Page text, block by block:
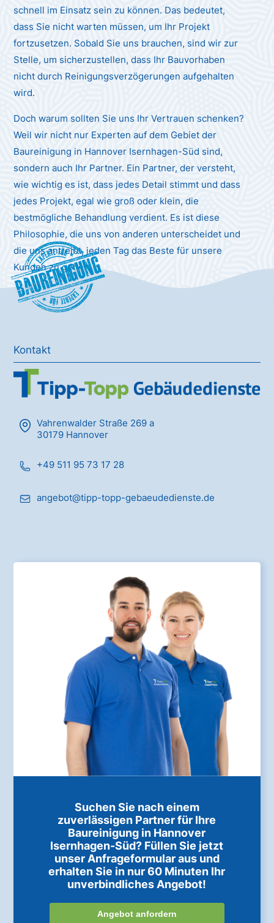
schnell im Einsatz sein zu können. Das bedeutet,
dass Sie nicht warten müssen, um Ihr Projekt
fortzusetzen. Sobald Sie uns brauchen, sind wir zur
Stelle, um sicherzustellen, dass Ihr Bauvorhaben
nicht durch Reinigungsverzögerungen aufgehalten
wird.
Doch warum sollten Sie uns Ihr Vertrauen schenken?
Weil wir nicht nur Experten auf dem Gebiet der
Baureinigung in Hannover Isernhagen-Süd sind,
sondern auch Ihr Partner. Ein Partner, der versteht,
wie wichtig es ist, dass jedes Detail stimmt und dass
jedes Projekt, egal wie groß oder klein, die
bestmögliche Behandlung verdient. Es ist diese
Philosophie, die uns von anderen unterscheidet und
die uns antreibt, jeden Tag das Beste für unsere
Kunden zu geben.
Baureinigung
Kontakt
Vahrenwalder Straße 269 a
30179 Hannover
+49 511 95 73 17 28
angebot@tipp-topp-gebaeudedienste.de
Suchen Sie nach einem
zuverlässigen Partner für Ihre
Baureinigung in Hannover
Isernhagen-Süd? Füllen Sie jetzt
unser Anfrageformular aus und
erhalten Sie in nur 60 Minuten Ihr
unverbindliches Angebot!
Angebot anfordern